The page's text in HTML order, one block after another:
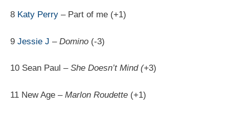
8 Katy Perry – Part of me (+1)
9 Jessie J – Domino (-3)
10 Sean Paul – She Doesn’t Mind (+3)
11 New Age – Marlon Roudette (+1)